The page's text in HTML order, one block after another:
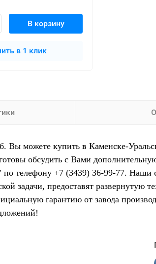
В корзину
в 1 клик
Вы можете купить в Каменске-
обсудить с Вами
телефону +7 (3439) 36-99-77. Наши
задачи, предоставят развернутую
гарантию от завода